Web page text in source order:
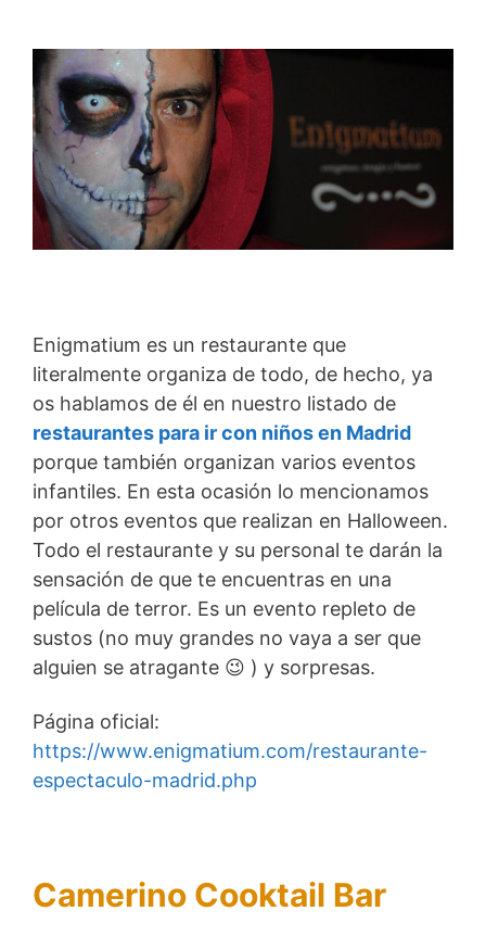
Enigmatium es un restaurante que
literalmente organiza de todo, de hecho, ya
os hablamos de él en nuestro listado de
restaurantes para ir con niños en Madrid
porque también organizan varios eventos
infantiles. En esta ocasión lo mencionamos
por otros eventos que realizan en Halloween.
Todo el restaurante y su personal te darán la
sensación de que te encuentras en una
película de terror. Es un evento repleto de
sustos (no muy grandes no vaya a ser que
alguien se atragante 😉 ) y sorpresas.
Página oficial:
https://www.enigmatium.com/restaurante-
espectaculo-madrid.php
Camerino Cooktail Bar